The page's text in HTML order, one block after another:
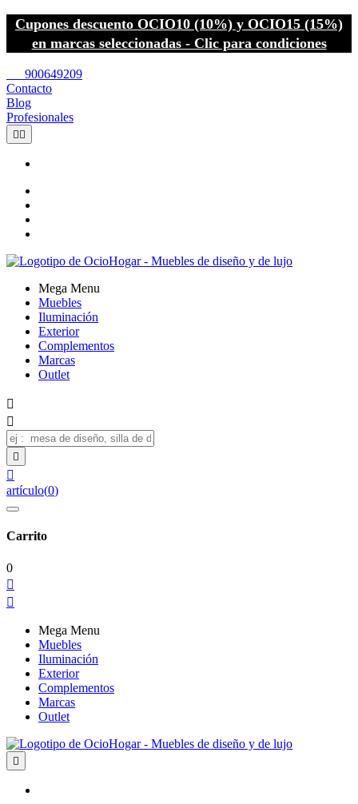
Cupones descuento OCIO10 (10%) y OCIO15 (15%)
en marcas seleccionadas - Clic para condiciones
900649209
Contacto
Blog
Profesionales
 
Mega Menu
Muebles
Iluminación
Exterior
Complementos
Marcas
Outlet




artículo(0)
Carrito
0


Mega Menu
Muebles
Iluminación
Exterior
Complementos
Marcas
Outlet
